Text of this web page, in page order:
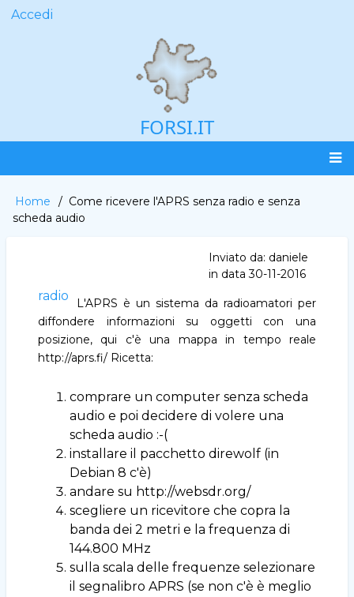
Salta
User
Accedi
FORSI.IT
Main
navigation
Briciole
Home
Come ricevere l'APRS senza radio e senza
scheda audio
Inviato da: daniele
in data30-11-2016
radio
L'APRS è un sistema da radioamatori per
diffondere informazioni su oggetti con una
posizione, qui c'è una mappa in tempo reale
http://aprs.fi/ Ricetta:
comprare un computer senza scheda
audio e poi decidere di volere una
scheda audio :-(
installare il pacchetto direwolf (in
Debian 8 c'è)
andare su http://websdr.org/
scegliere un ricevitore che copra la
banda dei 2 metri e la frequenza di
144.800 MHz
sulla scala delle frequenze selezionare
il segnalibro APRS (se non c'è è meglio